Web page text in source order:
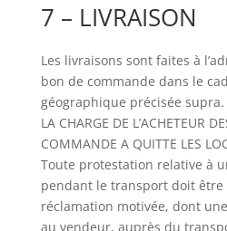
7 – LIVRAISON
Les livraisons sont faites à
bon de commande dans le
géographique précisée supra.
LA CHARGE DE L’ACHETEUR
COMMANDE A QUITTE LES
Toute protestation relative à
pendant le transport doit
réclamation motivée, dont
au vendeur, auprès du